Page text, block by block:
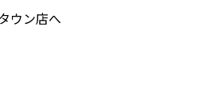
ウン店へ